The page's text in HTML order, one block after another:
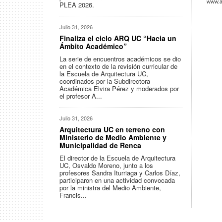
PLEA 2026.
Julio 31, 2026
Finaliza el ciclo ARQ UC “Hacia un
Ámbito Académico”
La serie de encuentros académicos se dio
en el contexto de la revisión curricular de
la Escuela de Arquitectura UC,
coordinados por la Subdirectora
Académica Elvira Pérez y moderados por
el profesor A...
Julio 31, 2026
Arquitectura UC en terreno con
Ministerio de Medio Ambiente y
Municipalidad de Renca
El director de la Escuela de Arquitectura
UC, Osvaldo Moreno, junto a los
profesores Sandra Iturriaga y Carlos Díaz,
participaron en una actividad convocada
por la ministra del Medio Ambiente,
Francis...